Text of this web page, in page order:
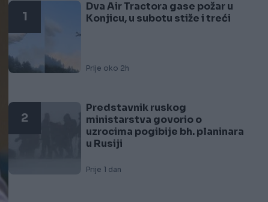
1
Dva Air Tractora gase požar u
Konjicu, u subotu stiže i treći
Prije oko 2h
2
Predstavnik ruskog
ministarstva govorio o
uzrocima pogibije bh. planinara
u Rusiji
Prije 1 dan